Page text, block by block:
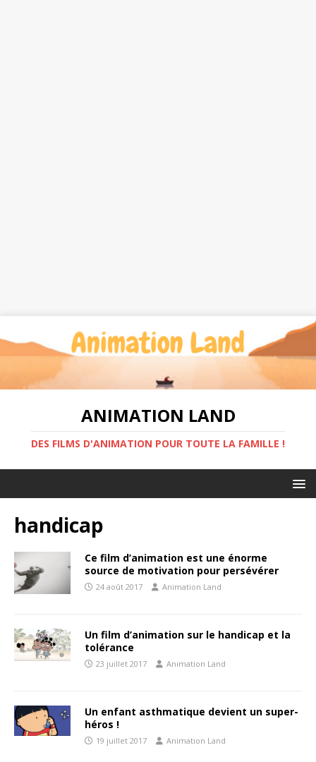
ANIMATION LAND
DES FILMS D'ANIMATION POUR TOUTE LA FAMILLE !
handicap
Ce film d’animation est une énorme
source de motivation pour persévérer
24 août 2017 Animation Land
Un film d’animation sur le handicap et la
tolérance
23 juillet 2017 Animation Land
Un enfant asthmatique devient un super-
héros !
19 juillet 2017 Animation Land